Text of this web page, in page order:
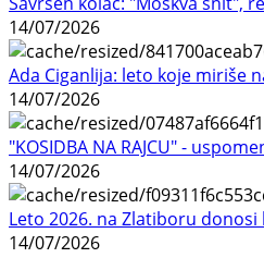
14/07/2026
Ada Ciganlija: leto koje miriše
14/07/2026
"KOSIDBA NA RAJCU" -
14/07/2026
Leto 2026. na Zlatiboru
14/07/2026